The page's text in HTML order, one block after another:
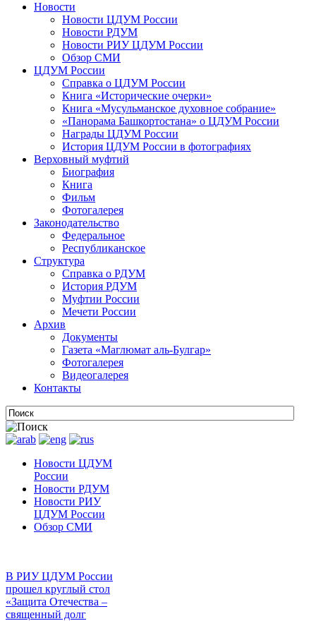
Новости
Новости ЦДУМ России
Новости РДУМ
Новости РИУ ЦДУМ России
Обзор СМИ
ЦДУМ России
Справка о ЦДУМ России
Книга «Исторические очерки»
Книга «Мусульманское духовное собрание»
«Панорама Башкортостана» о ЦДУМ России
Награды ЦДУМ России
История ЦДУМ России в фотографиях
Верховный муфтий
Биография
Книга
Фильм
Фотогалерея
Законодательство
Федеральное
Республиканское
Структура
Справка о РДУМ
История РДУМ
Муфтии России
Мечети России
Архив
Документы
Газета «Маглюмат аль-Булгар»
Фотогалерея
Видеогалерея
Контакты
Новости ЦДУМ
России
Новости РДУМ
Новости РИУ
ЦДУМ России
Обзор СМИ
В РИУ ЦДУМ России
прошел круглый стол
«Защита Отечества –
священный долг